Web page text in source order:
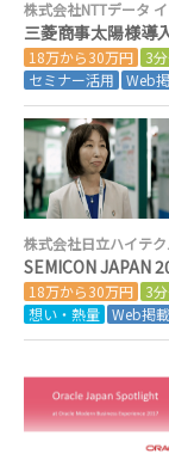
株式会社NTTデータ
三菱商事太陽様導
18万から30万円 3
セミナー活用
Web
株式会社日立ハイテ
SEMICON JAPAN
18万から30万円 3
想い・熱量 Web掲載